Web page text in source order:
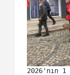
2026'nın 1